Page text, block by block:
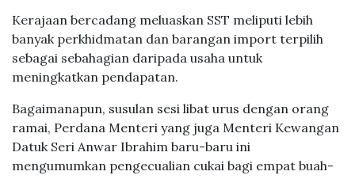
Kerajaan bercadang meluaskan SST meliputi lebih
banyak perkhidmatan dan barangan import terpilih
sebagai sebahagian daripada usaha untuk
Bagaimanapun, susulan sesi libat urus dengan orang
ramai, Perdana Menteri yang juga Menteri Kewangan
Datuk Seri Anwar Ibrahim baru-baru ini